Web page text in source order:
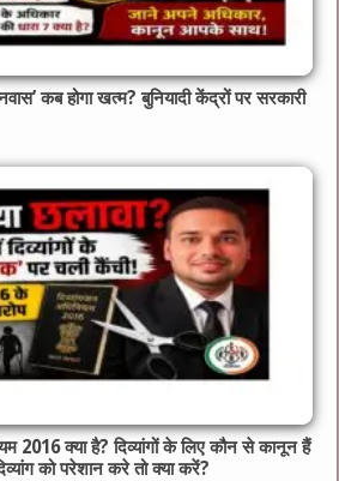
कब होगा खत्म? बुनियादी केंद्रों पर सरकारी
2016 क्या है? दिव्यांगों के लिए कौन से कानून हैं
को परेशान करे तो क्या करें?